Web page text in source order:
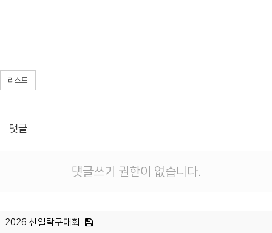
리스트
댓글
댓글쓰기 권한이 없습니다.
2026 신일탁구대회